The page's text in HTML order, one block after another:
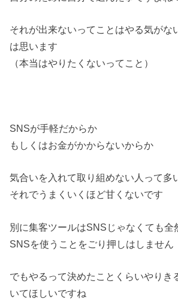
それが出来ないってことはやる気がな
は思います
（本当はやりたくないってこと）
SNSが手軽だからか
もしくはお金がかからないからか
気合いを入れて取り組めない人って多
それでうまくいくほど甘くないです
別に集客ツールはSNSじゃなくても全
SNSを使うことをごり押しはしません
でもやるって決めたことくらいやりき
いてほしいですね